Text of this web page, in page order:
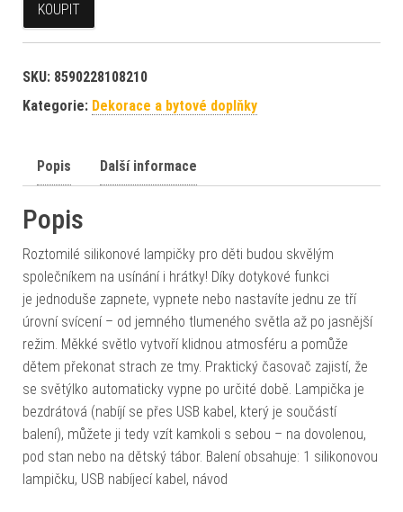
KOUPIT
SKU: 8590228108210
Kategorie: Dekorace a bytové doplňky
Popis Další informace
Popis
Roztomilé silikonové lampičky pro děti budou skvělým
společníkem na usínání i hrátky! Díky dotykové funkci
je jednoduše zapnete, vypnete nebo nastavíte jednu ze tří
úrovní svícení – od jemného tlumeného světla až po jasnější
režim. Měkké světlo vytvoří klidnou atmosféru a pomůže
dětem překonat strach ze tmy. Praktický časovač zajistí, že
se světýlko automaticky vypne po určité době. Lampička je
bezdrátová (nabíjí se přes USB kabel, který je součástí
balení), můžete ji tedy vzít kamkoli s sebou – na dovolenou,
pod stan nebo na dětský tábor. Balení obsahuje: 1 silikonovou
lampičku, USB nabíjecí kabel, návod